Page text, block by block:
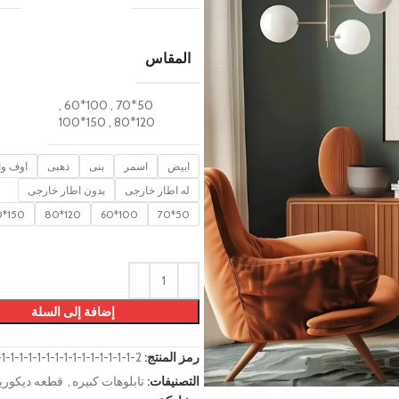
المقاس
50*70
,
100*60
,
120*80
,
150*100
ابيض اسمر بنى ذهبى
اوف
له اطار خارجى
بدون اطار خارجى
50*70
100*60
120*80
150*100
إضافة إلى السلة
رمز المنتج: 1-1-1-1-1-1-1-1-1-1-1-1-1-1-2
التصنيفات: تابلوهات كبيره , قطعه